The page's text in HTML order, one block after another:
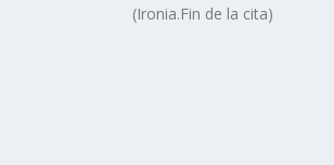
(Ironia.Fin de la cita)